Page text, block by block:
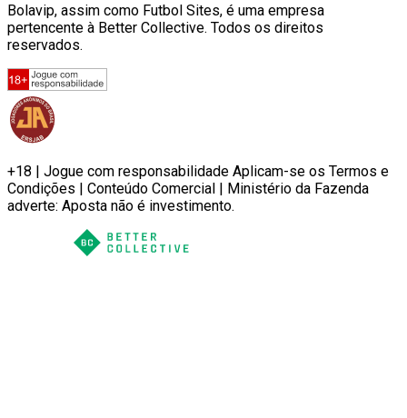
Bolavip, assim como Futbol Sites, é uma empresa
pertencente à Better Collective. Todos os direitos
reservados.
+18 | Jogue com responsabilidade Aplicam-se os Termos e
Condições | Conteúdo Comercial | Ministério da Fazenda
adverte: Aposta não é investimento.